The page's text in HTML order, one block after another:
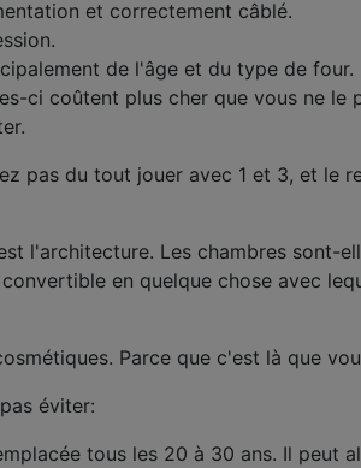
et correctement câblé.
de l'âge et du type de four.
ci coûtent plus cher que vous ne le
pas du tout jouer avec 1 et 3, et le
l'architecture. Les chambres sont-
en quelque chose avec
Parce que c'est là que
éviter:
tous les 20 à 30 ans. Il peut